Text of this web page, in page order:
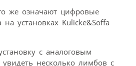
же означают цифровые
установках Kulicke&Soffa
с аналоговым
несколько лимбов с